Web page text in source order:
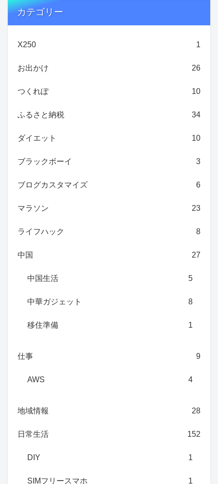
カテゴリー
X250 1
お出かけ 26
つくれぽ 10
ふるさと納税 34
ダイエット 10
ブラックボーイ 3
ブログカスタマイズ 6
マラソン 23
ライフハック 8
中国 27
中国生活 5
中華ガジェット 8
移住準備 1
仕事 9
AWS 4
地域情報 28
日常生活 152
DIY 1
SIMフリースマホ 1